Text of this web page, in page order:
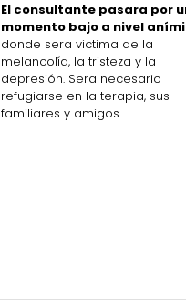
El consultante pasara por
momento bajo a nivel
donde sera victima de la
melancolía, la tristeza y la
depresión. Sera necesario
refugiarse en la terapia, sus
familiares y amigos.